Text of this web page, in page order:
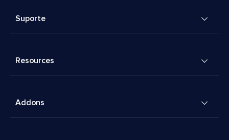
Suporte
Resources
Addons